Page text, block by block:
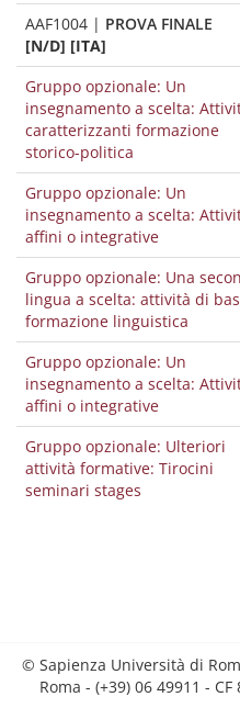
AAF1004 | PROVA FINALE
[N/D] [ITA]
Gruppo opzionale: Un
insegnamento a scelta:
caratterizzanti formazione
storico-politica
Gruppo opzionale: Un
insegnamento a scelta:
affini o integrative
Gruppo opzionale: Una
lingua a scelta: attività di
formazione linguistica
Gruppo opzionale: Un
insegnamento a scelta:
affini o integrative
Gruppo opzionale: Ulteriori
attività formative: Tirocini
seminari stages
© Sapienza Università di
Roma - (+39) 06 49911 -